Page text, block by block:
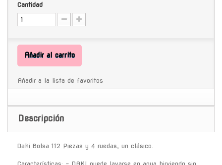
Cantidad
Añadir al carrito
Añadir a la lista de favoritos
Descripción
Daki Bolsa 112 Piezas y 4 ruedas, un clásico.